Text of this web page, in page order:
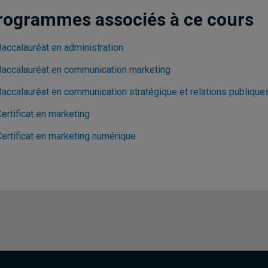
associés à ce cours
en administration
en communication marketing
en communication stratégique et relations
en marketing
en marketing numérique